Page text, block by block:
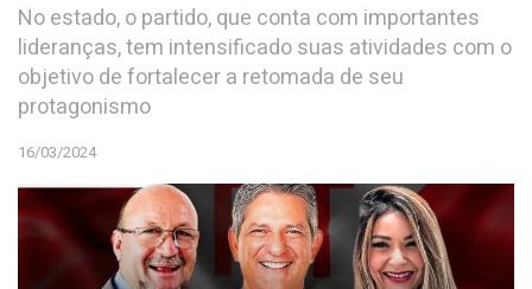
No estado, o partido, que conta com importantes
lideranças, tem intensificado suas atividades com o
objetivo de fortalecer a retomada de seu
protagonismo
16/03/2024